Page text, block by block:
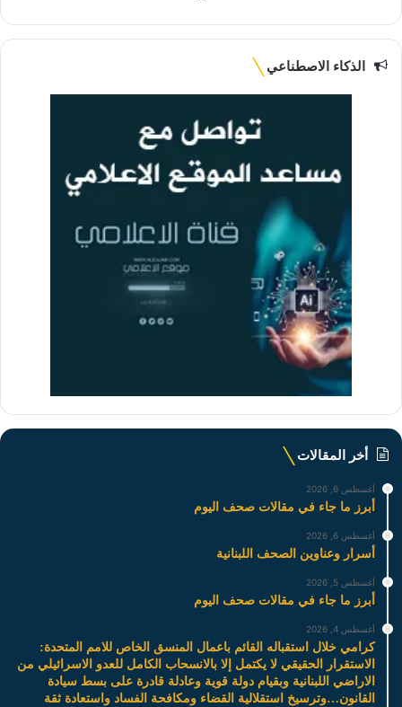
الذكاء الاصطناعي
أخر المقالات
أغسطس 6, 2026
أبرز ما جاء في مقالات صحف اليوم
أغسطس 6, 2026
أسرار وعناوين الصحف اللبنانية
أغسطس 5, 2026
أبرز ما جاء في مقالات صحف اليوم
أغسطس 4, 2026
كرامي خلال استقباله القائم باعمال المنسق الخاص للامم المتحدة:
الاستقرار الحقيقي لا يكتمل إلا بالانسحاب الكامل للعدو الاسرائيلي من
الاراضي اللبنانية وبقيام دولة قوية وعادلة قادرة على بسط سيادة
القانون…وترسيخ استقلالية القضاء ومكافحة الفساد واستعادة ثقة